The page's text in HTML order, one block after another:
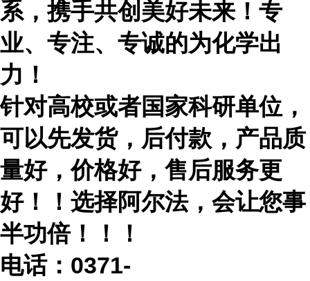
系，携手共创美好未来！专
业、专注、专诚的为化学出
力！
针对高校或者国家科研单位，
可以先发货，后付款，产品质
量好，价格好，售后服务更
好！！选择阿尔法，会让您事
半功倍！！！
电话： 0371-